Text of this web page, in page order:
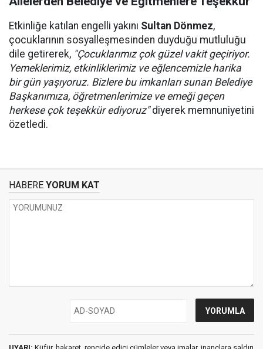
Etkinliğe katılan engelli yakını Sultan Dönmez,
çocuklarının sosyalleşmesinden duyduğu mutluluğu
dile getirerek, "Çocuklarımız çok güzel vakit geçiriyor.
Yemeklerimiz, etkinliklerimiz ve eğlencemizle harika
bir gün yaşıyoruz. Bizlere bu imkanları sunan Belediye
Başkanımıza, öğretmenlerimize ve emeği geçen
herkese çok teşekkür ediyoruz"diyerek memnuniyetini
özetledi.
HABERE YORUM KAT